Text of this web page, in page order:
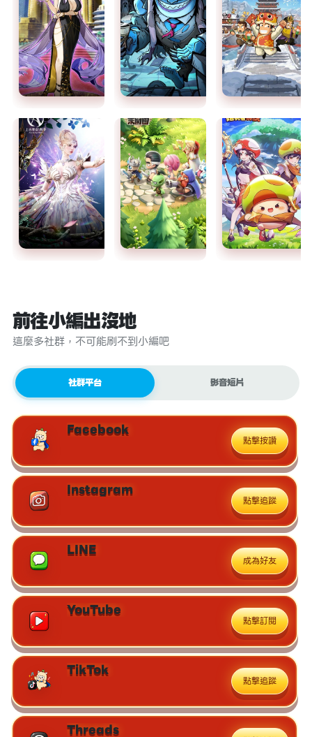
前往小編出沒地
這麼多社群，不可能刷不到小編吧
社群平台 影音短片
Facebook
點擊按讚
Instagram
點擊追蹤
LINE
成為好友
YouTube
點擊訂閱
TikTok
點擊追蹤
Threads